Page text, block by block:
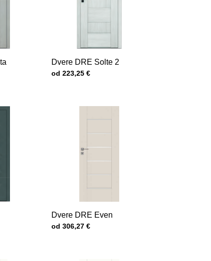
Dvere DRE Solte 2
Cena s DPH
od 223,25 €
Dvere DRE Even
Cena s DPH
od 306,27 €